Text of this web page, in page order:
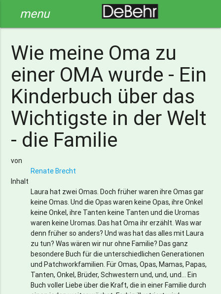
menu
Wie meine Oma zu
einer OMA wurde - Ein
Kinderbuch über das
Wichtigste in der Welt
- die Familie
von
Renate Brecht
Inhalt
Laura hat zwei Omas. Doch früher waren ihre Omas gar
keine Omas. Und die Opas waren keine Opas, ihre Onkel
keine Onkel, ihre Tanten keine Tanten und die Uromas
waren keine Uromas. Das hat Oma ihr erzählt. Was war
denn früher so anders? Und was hat das alles mit Laura
zu tun? Was wären wir nur ohne Familie? Das ganz
besondere Buch für die unterschiedlichen Generationen
und Patchworkfamilien. Für Omas, Opas, Mamas, Papas,
Tanten, Onkel, Brüder, Schwestern und, und, und… Ein
Buch voller Liebe über die Kraft, die in einer Familie durch